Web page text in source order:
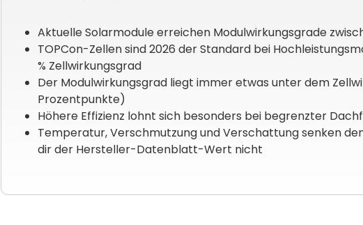
Aktuelle Solarmodule erreichen Modulwirkungsgrade
TOPCon-Zellen sind 2026 der Standard bei
% Zellwirkungsgrad
Der Modulwirkungsgrad liegt immer etwas unter dem
Prozentpunkte)
Höhere Effizienz lohnt sich besonders bei begrenzter
Temperatur, Verschmutzung und Verschattung senken
dir der Hersteller-Datenblatt-Wert nicht